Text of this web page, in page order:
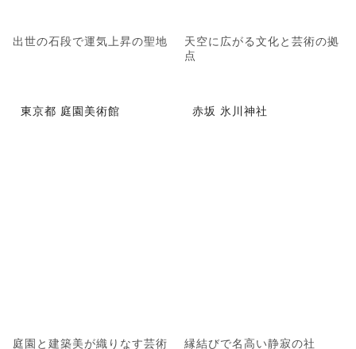
出世の石段で運気上昇の聖地
天空に広がる文化と芸術の拠
点
東京都 庭園美術館
庭園と建築美が織りなす芸術
赤坂 氷川神社
縁結びで名高い静寂の社